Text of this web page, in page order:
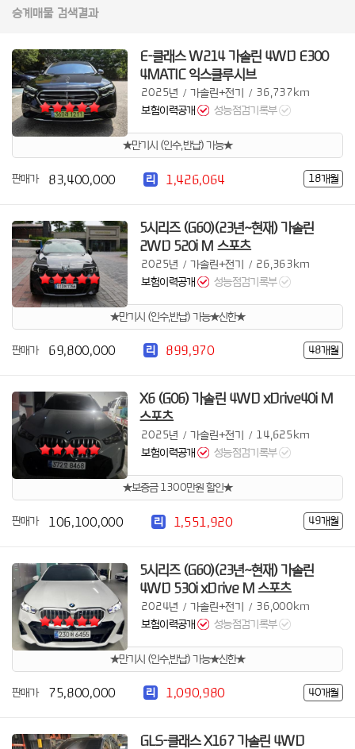
승계매물 검색결과
E-클래스 W214 가솔린 4WD E300
4MATIC 익스클루시브
2025년 / 가솔린+전기 / 36,737km
보험이력공개
성능점검기록부
★만기시 (인수,반납) 가능★
판매가 83,400,000 리 1,426,064 18개월
5시리즈 (G60)(23년~현재) 가솔린
2WD 520i M 스포츠
2025년 / 가솔린+전기 / 26,363km
보험이력공개
성능점검기록부
★만기시 (인수,반납) 가능★신한★
판매가 69,800,000 리 899,970 48개월
X6 (G06) 가솔린 4WD xDrive40i M
스포츠
2025년 / 가솔린+전기 / 14,625km
보험이력공개
성능점검기록부
★보증금 1300만원 할인★
판매가 106,100,000 리 1,551,920 49개월
5시리즈 (G60)(23년~현재) 가솔린
4WD 530i xDrive M 스포츠
2024년 / 가솔린+전기 / 36,000km
보험이력공개
성능점검기록부
★만기시 (인수,반납) 가능★신한★
판매가 75,800,000 리 1,090,980 40개월
GLS-클래스 X167 가솔린 4WD